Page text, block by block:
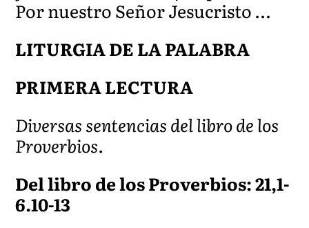
Por nuestro Señor Jesucristo …
LITURGIA DE LA PALABRA
PRIMERA LECTURA
Diversas sentencias del libro de los
Proverbios.
Del libro de los Proverbios: 21,1-
6.10-13